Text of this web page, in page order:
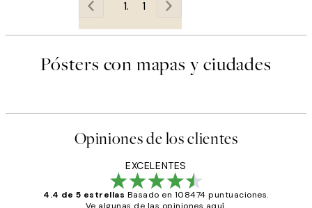
1
Pósters con mapas y ciudades
Opiniones de los clientes
EXCELENTES
4.4 de 5 estrellas Basado en 108474 puntuaciones.
Ve algunas de las opiniones aquí.